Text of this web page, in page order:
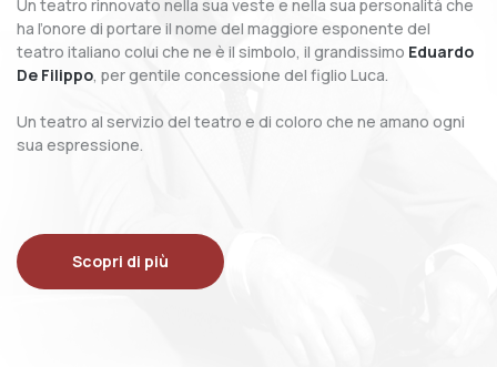
Un teatro rinnovato nella sua veste e nella sua personalità che
ha l’onore di portare il nome del maggiore esponente del
teatro italiano colui che ne è il simbolo, il grandissimo Eduardo
De Filippo, per gentile concessione del figlio Luca.
Un teatro al servizio del teatro e di coloro che ne amano ogni
sua espressione.
Scopri di più